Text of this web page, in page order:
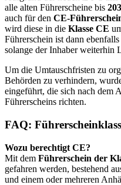
alle alten Führerscheine bis
auch für den CE-
wird diese in die Klasse CE
Führerschein ist dann
solange der Inhaber weiterhin
Um die Umtauschfristen zu
Behörden zu verhindern,
eingeführt, die sich nach dem
Führerscheins richten.
FAQ:
Wozu berechtigt CE?
Mit dem Führerschein der
gefahren werden, bestehend
und einem oder mehreren